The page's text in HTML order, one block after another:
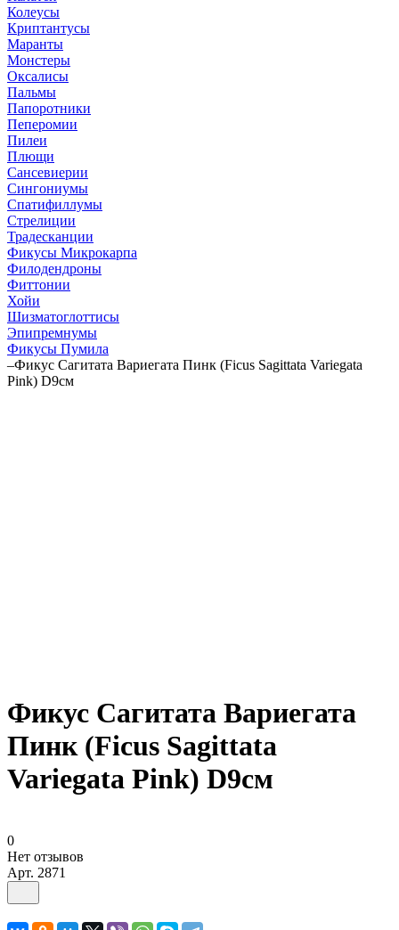
Колеусы
Криптантусы
Маранты
Монстеры
Оксалисы
Пальмы
Папоротники
Пеперомии
Пилеи
Плющи
Сансевиерии
Сингониумы
Спатифиллумы
Стрелиции
Традесканции
Фикусы Микрокарпа
Филодендроны
Фиттонии
Хойи
Шизматоглоттисы
Эпипремнумы
Фикусы Пумила
–Фикус Сагитата Вариегата Пинк (Ficus Sagittata Variegata
Pink) D9см
Фикус Сагитата Вариегата
Пинк (Ficus Sagittata
Variegata Pink) D9см
0
Нет отзывов
Арт. 2871